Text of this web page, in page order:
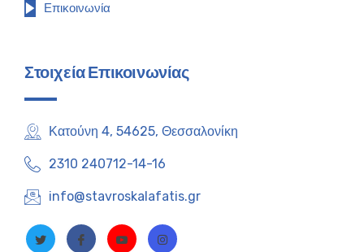
Επικοινωνία
Στοιχεία Επικοινωνίας
Κατούνη 4, 54625, Θεσσαλονίκη
2310 240712-14-16
info@stavroskalafatis.gr